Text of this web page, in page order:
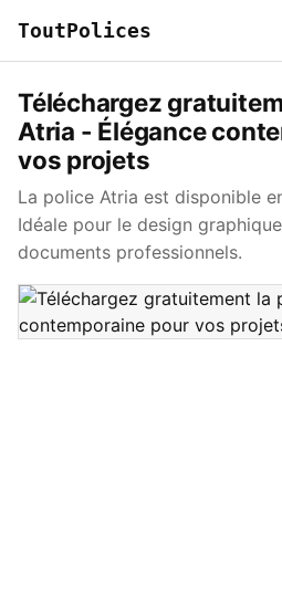
ToutPolices
Téléchargez
Atria - Élégance
vos projets
La police Atria est disponible
Idéale pour le design
documents professionnels.